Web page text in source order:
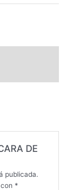
DE
publicada.
*